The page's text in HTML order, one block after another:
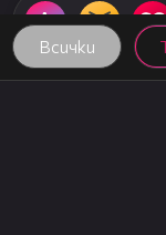
Всички
02:36